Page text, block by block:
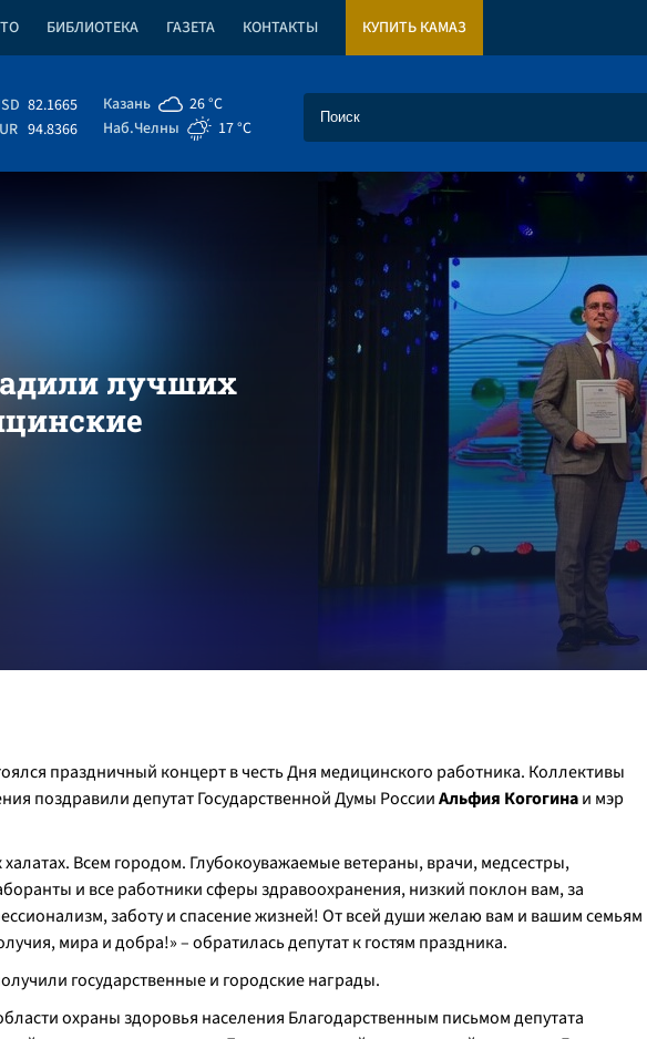
БИБЛИОТЕКА ГАЗЕТА КОНТАКТЫ КУПИТЬ КАМАЗ
82.1665
94.8366
Казань
26 °C
Наб.Челны
17 °C
лучших
праздничный концерт в честь Дня медицинского работника. Коллективы
поздравили депутат Государственной Думы РоссииАльфия Когогинаи мэр
халатах. Всем городом. Глубокоуважаемые ветераны, врачи, медсестры,
и все работники сферы здравоохранения, низкий поклон вам, за
заботу и спасение жизней! От всей души желаю вам и вашим семьям
мира и добра!» – обратилась депутат к гостям праздника.
государственные и городские награды.
охраны здоровья населения Благодарственным письмом депутата